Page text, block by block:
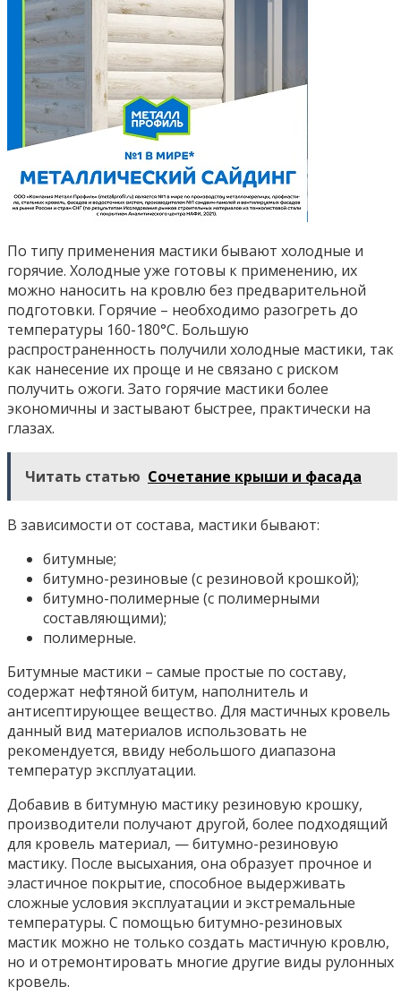
По типу применения мастики бывают холодные и
горячие. Холодные уже готовы к применению, их
можно наносить на кровлю без предварительной
подготовки. Горячие – необходимо разогреть до
температуры 160-180°C. Большую
распространенность получили холодные мастики, так
как нанесение их проще и не связано с риском
получить ожоги. Зато горячие мастики более
экономичны и застывают быстрее, практически на
глазах.
Читать статью Сочетание крыши и фасада
В зависимости от состава, мастики бывают:
битумные;
битумно-резиновые (с резиновой крошкой);
битумно-полимерные (с полимерными
составляющими);
полимерные.
Битумные мастики – самые простые по составу,
содержат нефтяной битум, наполнитель и
антисептирующее вещество. Для мастичных кровель
данный вид материалов использовать не
рекомендуется, ввиду небольшого диапазона
температур эксплуатации.
Добавив в битумную мастику резиновую крошку,
производители получают другой, более подходящий
для кровель материал, — битумно-резиновую
мастику. После высыхания, она образует прочное и
эластичное покрытие, способное выдерживать
сложные условия эксплуатации и экстремальные
температуры. С помощью битумно-резиновых
мастик можно не только создать мастичную кровлю,
но и отремонтировать многие другие виды рулонных
кровель.